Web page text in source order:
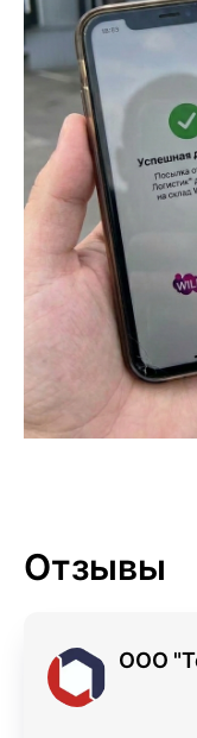
Отзывы
ООО